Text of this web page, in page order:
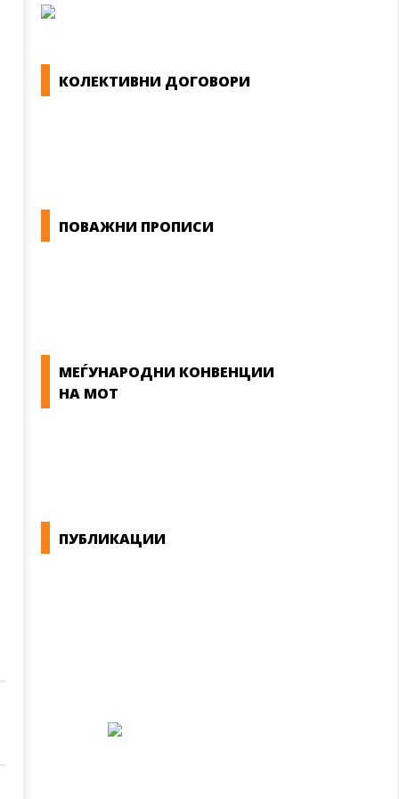
КОЛЕКТИВНИ ДОГОВОРИ
ПОВАЖНИ ПРОПИСИ
МЕЃУНАРОДНИ КОНВЕНЦИИ
НА МОТ
ПУБЛИКАЦИИ